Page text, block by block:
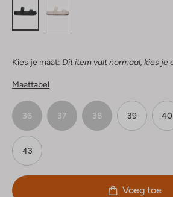
Kies je maat: Dit item valt normaal, kies je
Maattabel
36 37 38 39 40
43
Voeg toe